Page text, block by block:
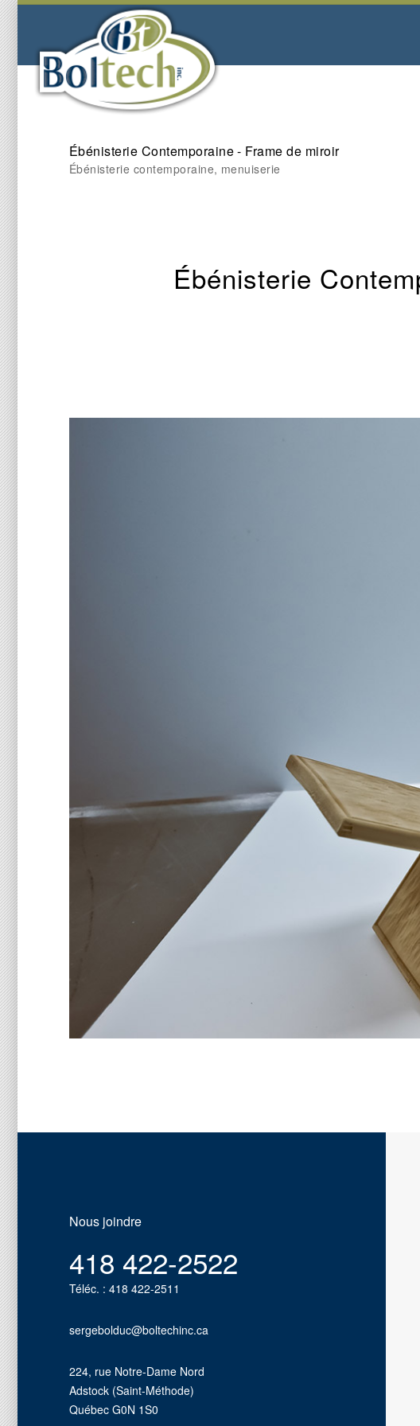
Ébénisterie Contemporaine - Frame de miroir
Ébénisterie contemporaine, menuiserie
Ébénisterie
Nous joindre
418 422-2522
Téléc. : 418 422-2511
sergebolduc@boltechinc.ca
224, rue Notre-Dame Nord
Adstock (Saint-Méthode)
Québec G0N 1S0